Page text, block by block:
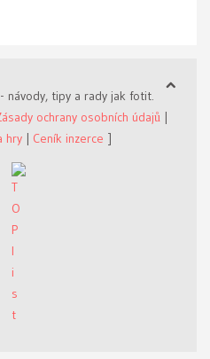
návody, tipy a rady jak fotit.
ochrany osobních údajů|
hry Ceník inzerce ]